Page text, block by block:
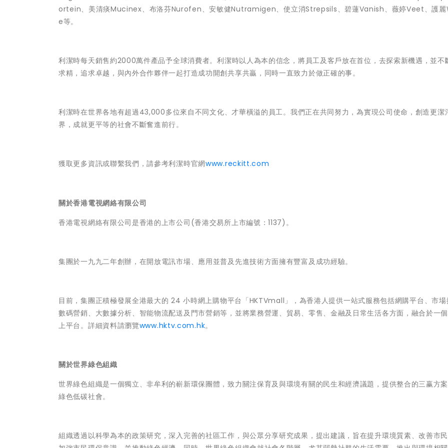
ortein、美清痰Mucinex、布洛芬Nurofen、安敏健Nutramigen、使立消Strepsils、碧蓮Vanish、薇婷Veet、護
e等。
利潔時每天銷售約2000萬件產品予全球消費者。利潔時以人為本的信念，將員工及客戶放在首位，去探索新機遇，並不
求精，追求卓越，與內外合作夥伴一起打造成功開創共享共贏，同時一直致力於做正確的事。
利潔時在世界各地有超過43,000多位來自不同文化、才華橫溢的員工。我們正在共同努力，為實現公司使命，創造更潔
界，成就更平等的社會不斷奮進前行。
獲取更多資訊或聯繫我們，請參考利潔時官網www.reckitt.com
關於香港電視網絡有限公司
香港電視網絡有限公司是香港的上市公司(香港交易所上市編號：1137)。
集團於一九九二年創辦，在開放電訊市場、應用並普及先進技術方面擁有豐富及成功經驗。
目前，集團正積極發展全港最大的 24 小時網上購物平台「HKTVmall」，為香港人提供一站式服務包括網購平台、市場
數碼營銷、大數據分析、智能物流配送及門市營銷等，並將業務營運、貿易、零售、金融及日常生活各方面，融合於一
上平台。詳細資料請瀏覽www.hktv.com.hk。
關於世界綠色組織
世界綠色組織是一個獨立、非牟利的嶄新環保團體，致力關注保育及與環境有關的民生和經濟議題，提供整合的三赢方
綠色低碳社會。
組織透過以科學為本的政策研究，深入完善的社區工作，與公眾分享研究成果，提出建議，旨在提升環境質素、改善市民